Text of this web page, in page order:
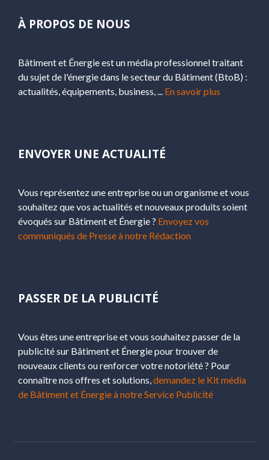
À PROPOS DE NOUS
Bâtiment et Énergie est un média professionnel traitant
du sujet de l'énergie dans le secteur du Bâtiment (BtoB) :
actualités, équipements, business, ... En savoir plus
ENVOYER UNE ACTUALITÉ
Vous représentez une entreprise ou un organisme et vous
souhaitez que vos actualités et nouveaux produits soient
évoqués sur Bâtiment et Énergie ? Envoyez vos
communiqués de Presse à notre Rédaction
PASSER DE LA PUBLICITÉ
Vous êtes une entreprise et vous souhaitez passer de la
publicité sur Bâtiment et Énergie pour trouver de
nouveaux clients ou renforcer votre notoriété ? Pour
connaître nos offres et solutions,demandez le Kit média
de Bâtiment et Énergie à notre Service Publicité